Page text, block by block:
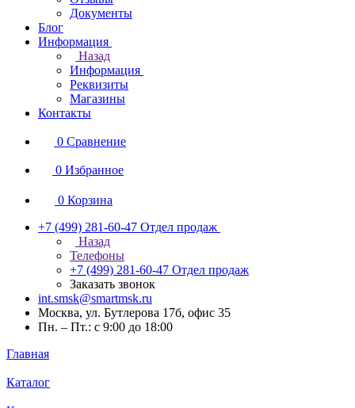
Документы
Блог
Информация
Назад
Информация
Реквизиты
Магазины
Контакты
0 Сравнение
0 Избранное
0 Корзина
+7 (499) 281-60-47 Отдел продаж
Назад
Телефоны
+7 (499) 281-60-47 Отдел продаж
Заказать звонок
int.smsk@smartmsk.ru
Москва, ул. Бутлерова 17б, офис 35
Пн. – Пт.: с 9:00 до 18:00
Главная
Каталог